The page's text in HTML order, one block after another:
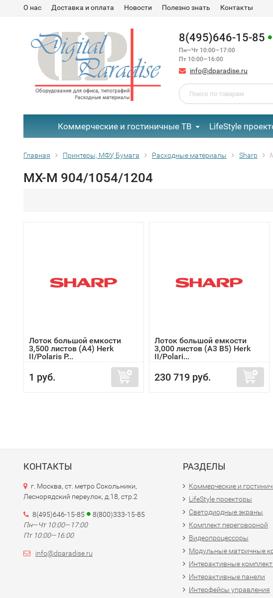
О нас Доставка и оплата Новости Полезно знать Контакты
8(495)646-15-85
Пн—Чт 10:00—17:00
Пт 10:00—16:00
info@dparadise.ru
Коммерческие и гостиничные ТВ LifeStyle
Главная Принтеры, МФУ, Бумага Расходные материалы Sharp
MX-M 904/1054/1204
Лоток большой емкости
3,500 листов (A4) Herk
II/Polaris P...
1 руб.
Лоток большой емкости
3,000 листов (A3 B5) Herk
II/Polari...
230 719 руб.
КОНТАКТЫ
г. Москва, ст. метро Сокольники,
Леснорядский переулок, д.18, стр.2
8(495)646-15-85
8(800)333-15-85
Пн—Чт 10:00—17:00
Пт 10:00—16:00
info@dparadise.ru
РАЗДЕЛЫ
Коммерческие и
LifeStyle проекторы
Светодиодные экраны
Комплект переговорной
Видеопроцессоры
Модульные матричные
Интерактивные
Интерактивные панели
Интерфейсы управления